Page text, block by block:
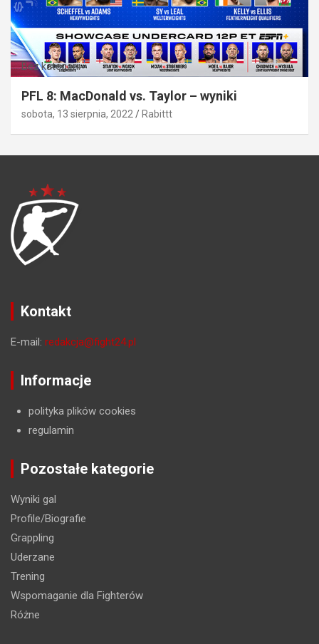
Bez kategorii
PFL 8: MacDonald vs. Taylor – wyniki
sobota, 13 sierpnia, 2022 Rabittt
Kontakt
E-mail: redakcja@fight24.pl
Informacje
polityka plików cookies
regulamin
Pozostałe kategorie
Wyniki gal
Profile/Biografie
Grappling
Uderzane
Trening
Wspomaganie dla Fighterów
Różne